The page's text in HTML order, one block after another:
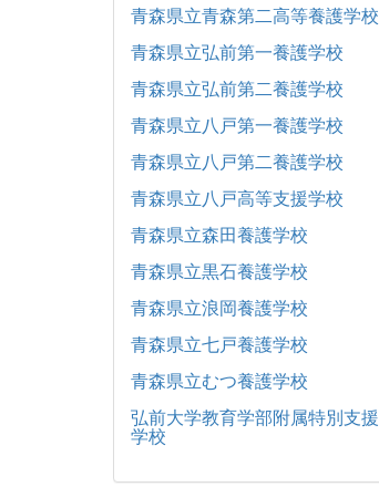
青森県立青森第二高等養護学校
青森県立弘前第一養護学校
青森県立弘前第二養護学校
青森県立八戸第一養護学校
青森県立八戸第二養護学校
青森県立八戸高等支援学校
青森県立森田養護学校
青森県立黒石養護学校
青森県立浪岡養護学校
青森県立七戸養護学校
青森県立むつ養護学校
弘前大学教育学部附属特別支援
学校